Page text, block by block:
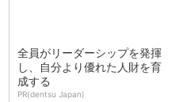
全員がリーダーシップを発揮
し、自分より優れた人財を育
成する
PR(dentsu Japan)